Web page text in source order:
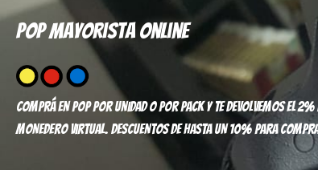
Pop mayorista online
Comprá en pop por unidad o por pack y te devolvemos el
monedero virtual. Descuentos de hasta un 10% para